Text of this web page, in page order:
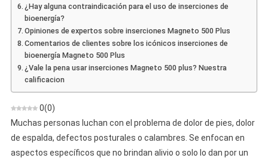
¿Hay alguna contraindicación para el uso de inserciones de
bioenergía?
Opiniones de expertos sobre inserciones Magneto 500 Plus
Comentarios de clientes sobre los icónicos inserciones de
bioenergía Magneto 500 Plus
¿Vale la pena usar inserciones Magneto 500 plus? Nuestra
calificacion
0(0)
Muchas personas luchan con el problema de dolor de pies, dolor
de espalda, defectos posturales o calambres. Se enfocan en
aspectos específicos que no brindan alivio o solo lo dan por un